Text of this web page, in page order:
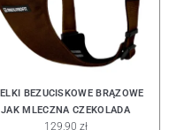
BEZUCISKOWE BRĄZOWE
JAK MLECZNA CZEKOLADA
129,90 zł